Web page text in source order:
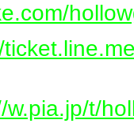
w.pia.jp/t/